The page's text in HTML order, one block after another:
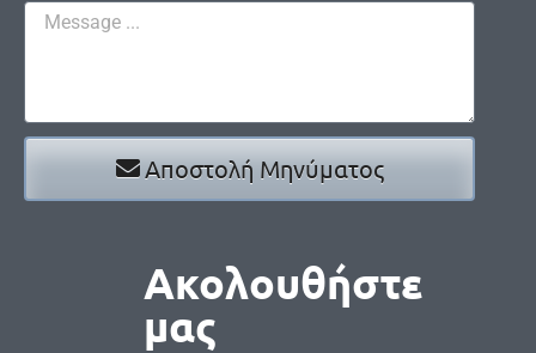
Αποστολή Μηνύματος
Ακολουθήστε
μας